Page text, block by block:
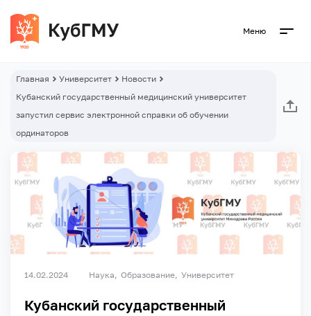
Меню
Главная Университет
Новости
Кубанский государственный медицинский университет
запустил сервис электронной справки об обучении
ординаторов
14.02.2024 Наука Образование Университет
Кубанский государственный